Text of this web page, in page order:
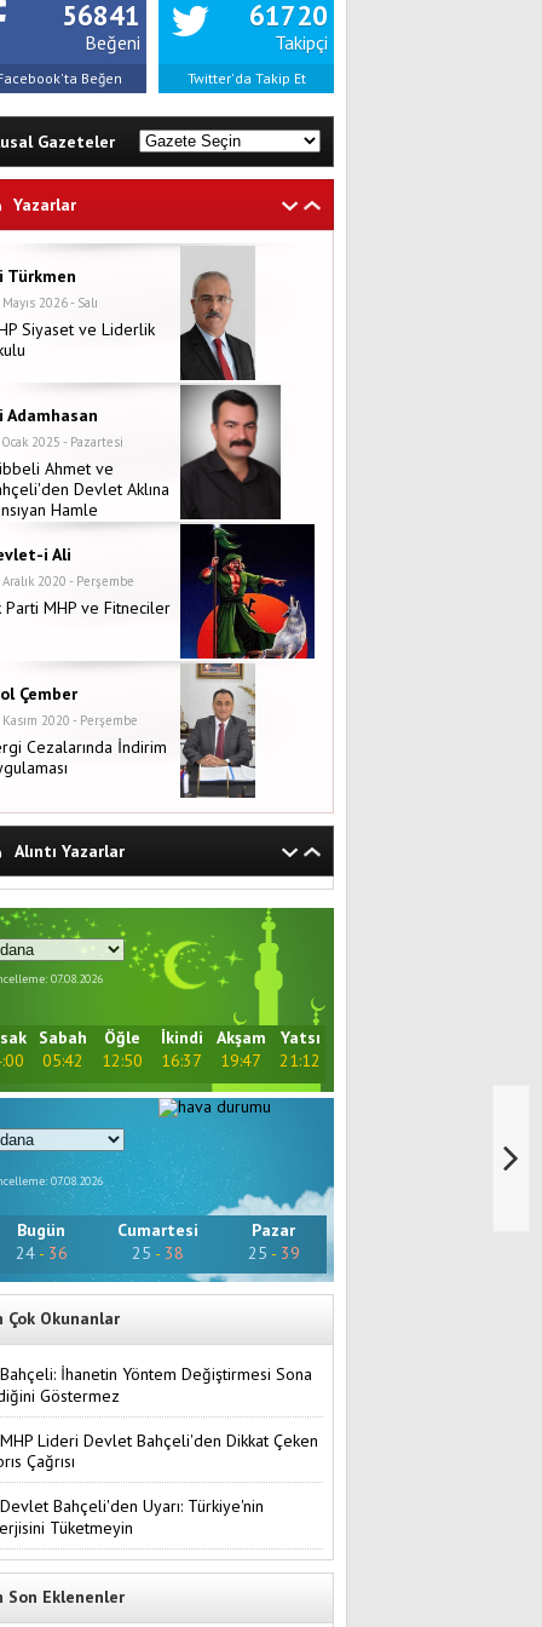
56841
Beğeni
Beğen
61720
Takipçi
Twitter'da Takip Et
Gazeteler
Yazarlar
Türkmen
2026 - Salı
Siyaset ve Liderlik
Adamhasan
2025 - Pazartesi
Ahmet ve
Devlet Aklına
Hamle
i Ali
2020 - Perşembe
Parti MHP ve Fitneciler
Çember
2020 - Perşembe
Cezalarında İndirim
Alıntı Yazarlar
07.08.2026
Sabah
05:42
Öğle
12:50
İkindi
16:37
Akşam
19:47
Yatsı
21:12
07.08.2026
Bugün
24- 36
Cumartesi
25 - 38
Pazar
25 - 39
Çok Okunanlar
Bahçeli: İhanetin Yöntem Değiştirmesi Sona
Göstermez
MHP Lideri Devlet Bahçeli'den Dikkat Çeken
Çağrısı
Devlet Bahçeli'den Uyarı: Türkiye'nin
Tüketmeyin
Son Eklenenler